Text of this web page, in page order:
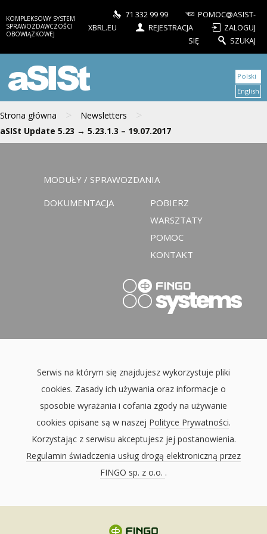
KOMPLEKSOWY SYSTEM
SPRAWOZDAWCZOŚCI
OBOWIĄZKOWEJ
71 332 99 99
POMOC@ASIST-
XBRL.EU
REJESTRACJA
ZALOGUJ
SIĘ
SZUKAJ
aSISt
Strona główna > Newsletters >
aSISt Update 5.23 → 5.23.1.3 – 19.07.2017
Polski
English
MODUŁY / SPRAWOZDANIA
DOKUMENTACJA
POBIERZ
WARSZTATY
POMOC
KONTAKT
Serwis na którym się znajdujesz wykorzystuje pliki
cookies. Zasady ich używania oraz informacje o
sposobie wyrażania i cofania zgody na używanie
cookies opisane są w naszej Polityce Prywatności.
Korzystając z serwisu akceptujesz jej postanowienia.
Regulamin świadczenia usług drogą elektroniczną przez
FINGO sp. z o.o. .